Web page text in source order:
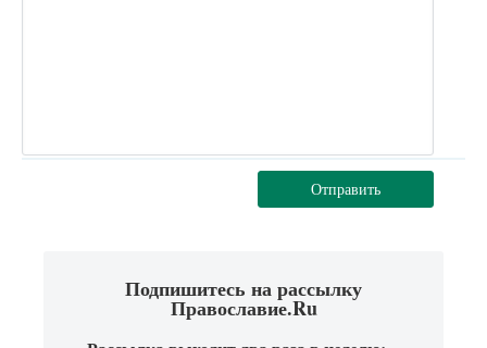
Отправить
Подпишитесь на рассылку
Православие.Ru